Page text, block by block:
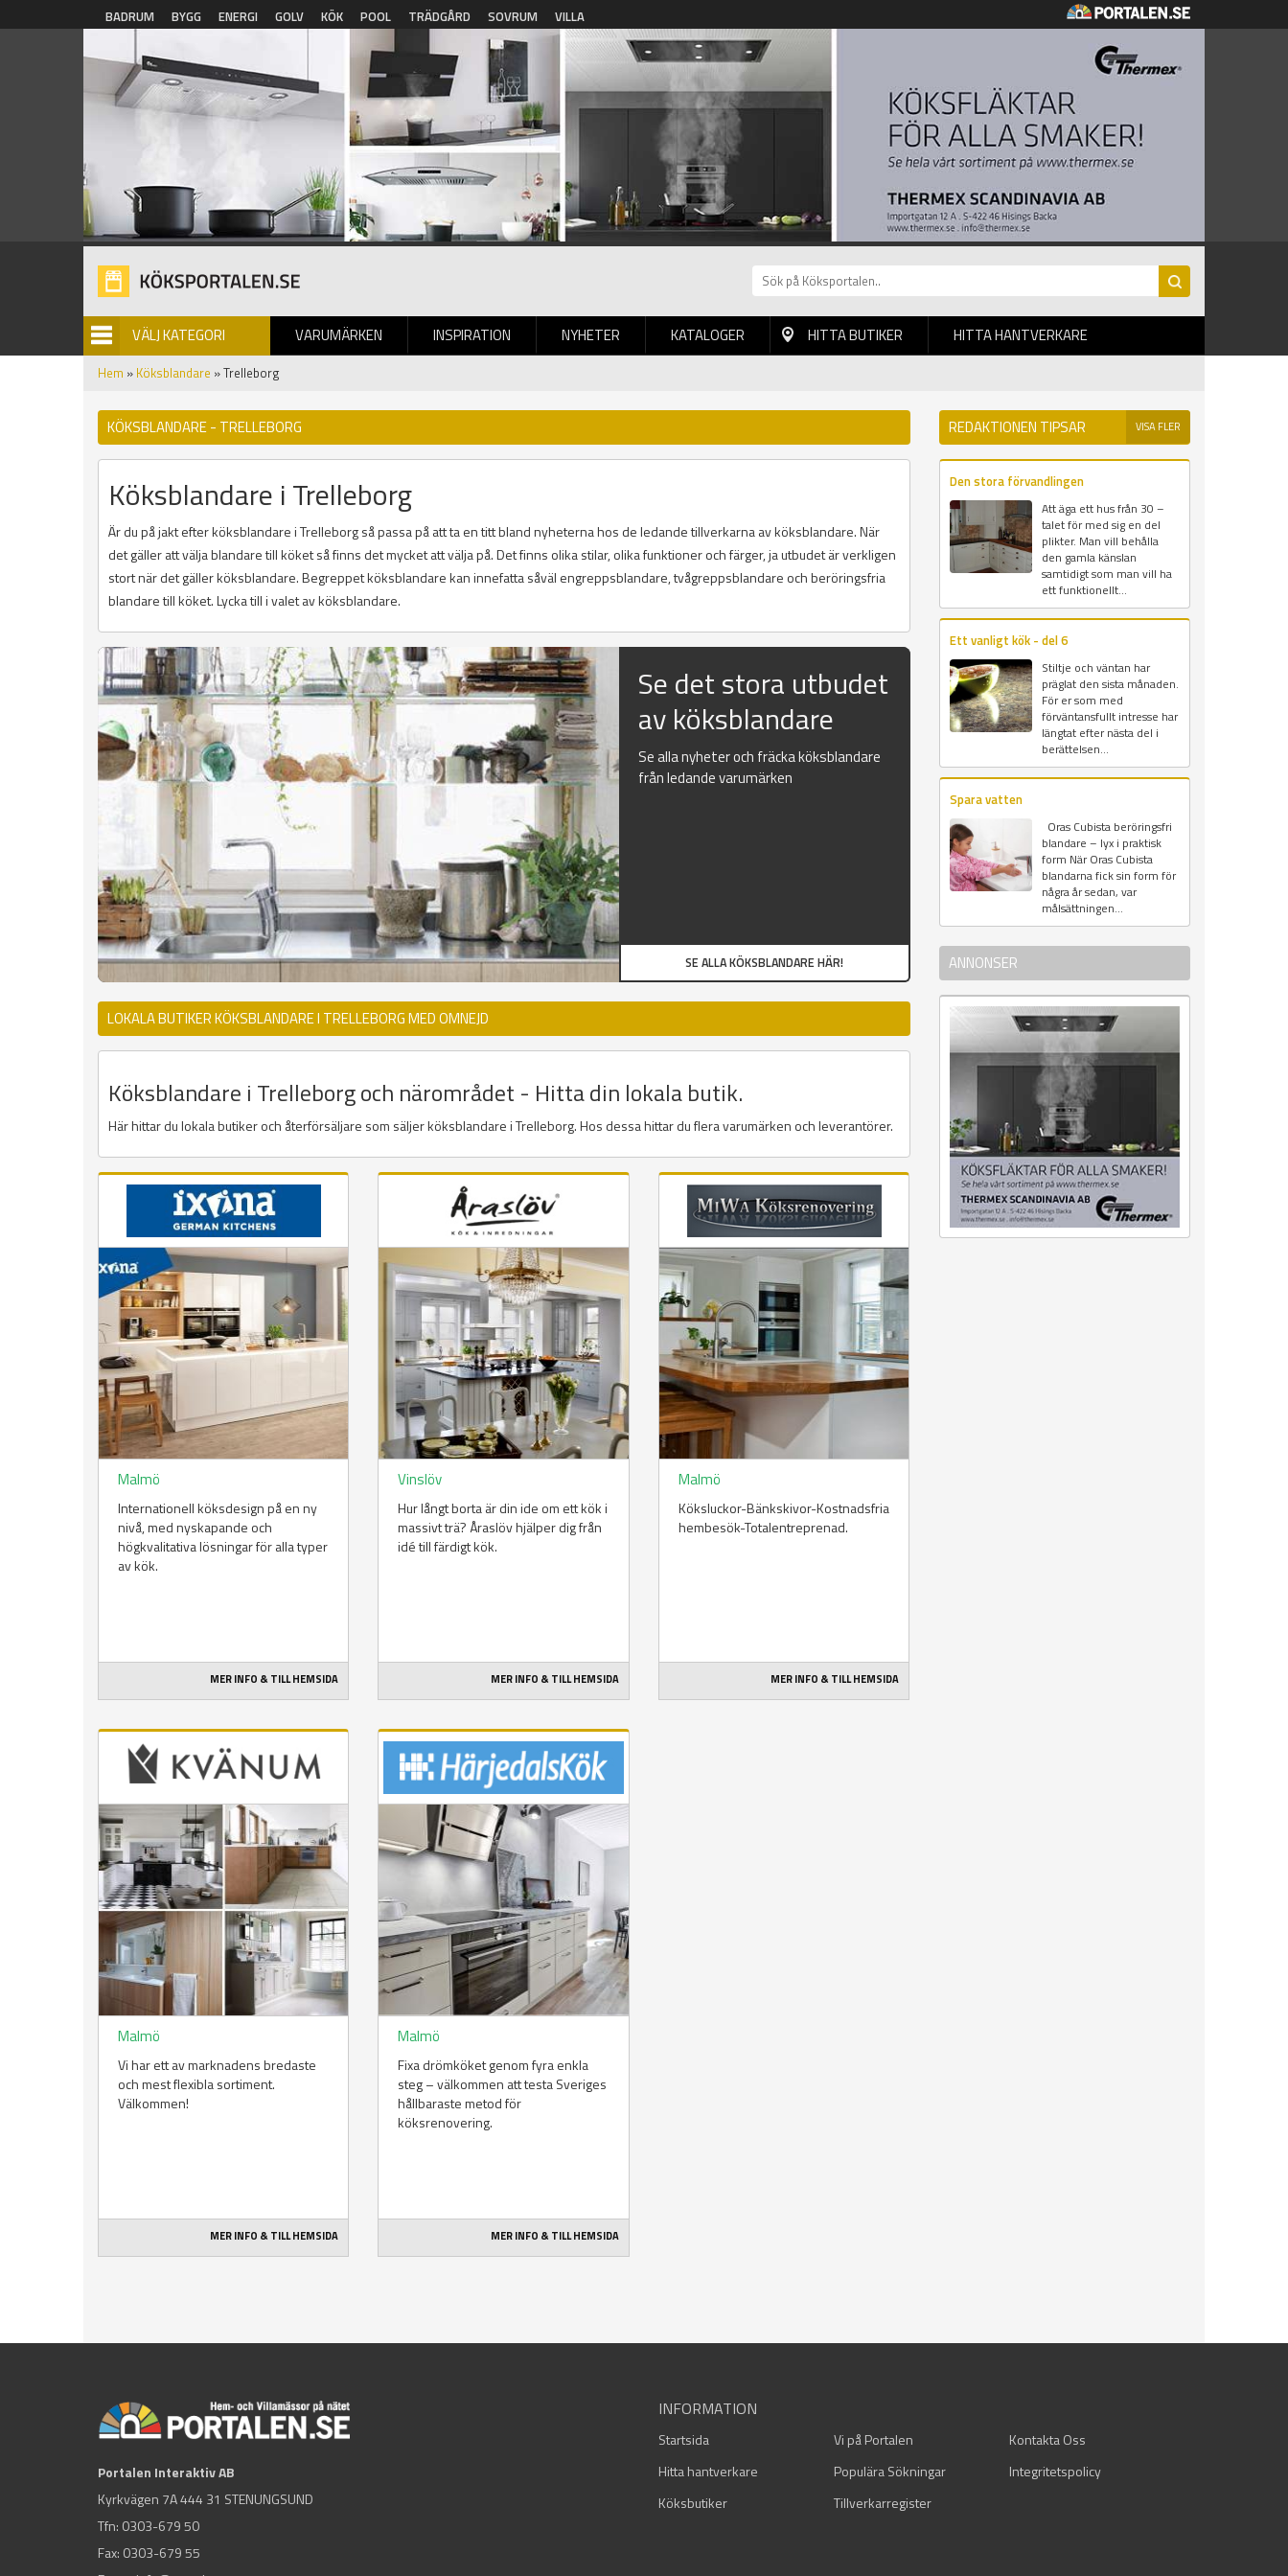
Hoppa till huvudinnehåll
BADRUM BYGG ENERGI GOLV KÖK POOL TRÄDGÅRD SOVRUM VILLA
VÄLJ KATEGORI VARUMÄRKEN INSPIRATION NYHETER
BILDGALLERI KATALOGER HITTA BUTIKER HITTA HANTVERKARE
Hem » Köksblandare » Trelleborg
KÖKSBLANDARE - TRELLEBORG
Köksblandare i Trelleborg
Är du på jakt efter köksblandare i Trelleborg så passa på att ta en titt bland nyheterna hos de ledande tillverkarna av köksblandare. När
det gäller att välja blandare till köket så finns det mycket att välja på. Det finns olika stilar, olika funktioner och färger, ja utbudet är verkligen
stort när det gäller köksblandare. Begreppet köksblandare kan innefatta såväl engreppsblandare, tvågreppsblandare och beröringsfria
blandare till köket. Lycka till i valet av köksblandare.
Se det stora utbudet
av köksblandare
Se alla nyheter och fräcka köksblandare
från ledande varumärken
SE ALLA KÖKSBLANDARE HÄR!
LOKALA BUTIKER KÖKSBLANDARE I TRELLEBORG MED OMNEJD
Köksblandare i Trelleborg och närområdet - Hitta din lokala butik.
Här hittar du lokala butiker och återförsäljare som säljer köksblandare i Trelleborg. Hos dessa hittar du flera varumärken och leverantörer.
Malmö
Internationell köksdesign på en ny
nivå, med nyskapande och
högkvalitativa lösningar för alla typer
av kök.
MER INFO & TILL HEMSIDA
Vinslöv
Hur långt borta är din ide om ett kök i
massivt trä? Åraslöv hjälper dig från
idé till färdigt kök.
MER INFO & TILL HEMSIDA
Malmö
Köksluckor-Bänkskivor-Kostnadsfria
hembesök-Totalentreprenad.
MER INFO & TILL HEMSIDA
Malmö
Vi har ett av marknadens bredaste
och mest flexibla sortiment.
Välkommen!
MER INFO & TILL HEMSIDA
Malmö
Fixa drömköket genom fyra enkla
steg – välkommen att testa Sveriges
hållbaraste metod för
köksrenovering.
MER INFO & TILL HEMSIDA
REDAKTIONEN TIPSAR VISA FLER
Den stora förvandlingen
Att äga ett hus från 30 –
talet för med sig en del
plikter. Man vill behålla
den gamla känslan
samtidigt som man vill ha
ett funktionellt...
Ett vanligt kök - del 6
Stiltje och väntan har
präglat den sista månaden.
För er som med
förväntansfullt intresse har
längtat efter nästa del i
berättelsen...
Spara vatten
Oras Cubista beröringsfri
blandare – lyx i praktisk
form När Oras Cubista
blandarna fick sin form för
några år sedan, var
målsättningen...
ANNONSER
Portalen Interaktiv AB
Kyrkvägen 7A 444 31 STENUNGSUND
Tfn: 0303-679 50
Fax: 0303-679 55
INFORMATION
Startsida Vi på Portalen
Kontakta Oss
Hitta hantverkare
Populära Sökningar
Integritetspolicy
Köksbutiker
Tillverkarregister